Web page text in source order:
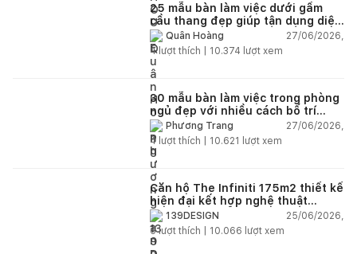
25 mẫu bàn làm việc dưới gầm
cầu thang đẹp giúp tận dụng diện
tích tưởng chừng bị bỏ quên
Quân Hoàng
27/06/2026,
4lượt thích | 10.374 lượt xem
30 mẫu bàn làm việc trong phòng
ngủ đẹp với nhiều cách bố trí
thông minh cho mọi diện tích
Phương Trang
27/06/2026,
4 lượt thích | 10.621 lượt xem
Căn hộ The Infiniti 175m2 thiết kế
hiện đại kết hợp nghệ thuật
Modern Art đầy cảm xúc
139DESIGN
25/06/2026,
6lượt thích | 10.066 lượt xem